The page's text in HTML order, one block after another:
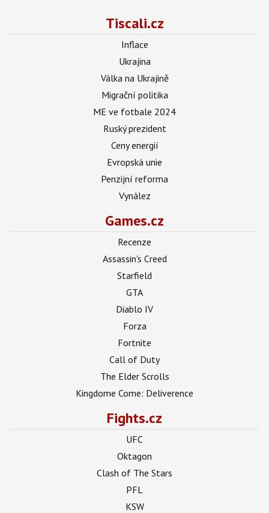
Tiscali.cz
Inflace
Ukrajina
Válka na Ukrajině
Migrační politika
ME ve fotbale 2024
Ruský prezident
Ceny energií
Evropská unie
Penzijní reforma
Vynález
Games.cz
Recenze
Assassin's Creed
Starfield
GTA
Diablo IV
Forza
Fortnite
Call of Duty
The Elder Scrolls
Kingdome Come: Deliverence
Fights.cz
UFC
Oktagon
Clash of The Stars
PFL
KSW